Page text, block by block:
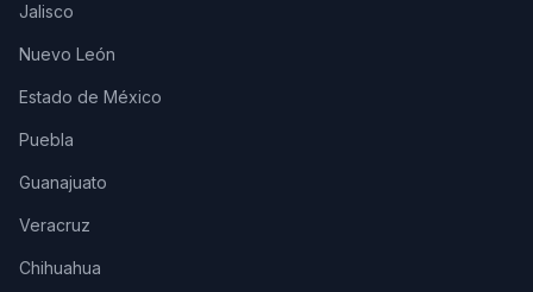
Jalisco
Nuevo León
Estado de México
Puebla
Guanajuato
Veracruz
Chihuahua